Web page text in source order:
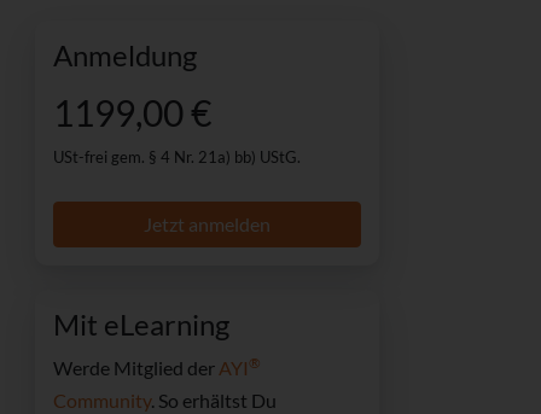
Anmeldung
1199,00 €
USt-frei gem. § 4 Nr. 21a) bb) UStG.
Jetzt anmelden
Mit eLearning
Werde Mitglied der AYI ®
Community. So erhältst Du